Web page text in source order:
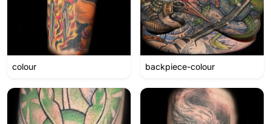
colour backpiece-colour